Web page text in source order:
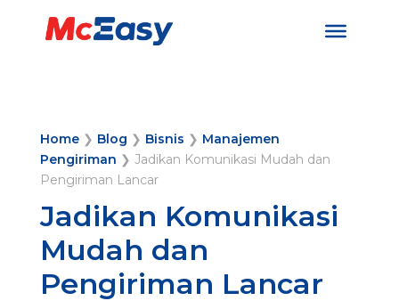
Home❯ Blog ❯ Bisnis ❯ Manajemen
Pengiriman ❯ Jadikan Komunikasi Mudah dan
Pengiriman Lancar
Jadikan Komunikasi
Mudah dan
Pengiriman Lancar